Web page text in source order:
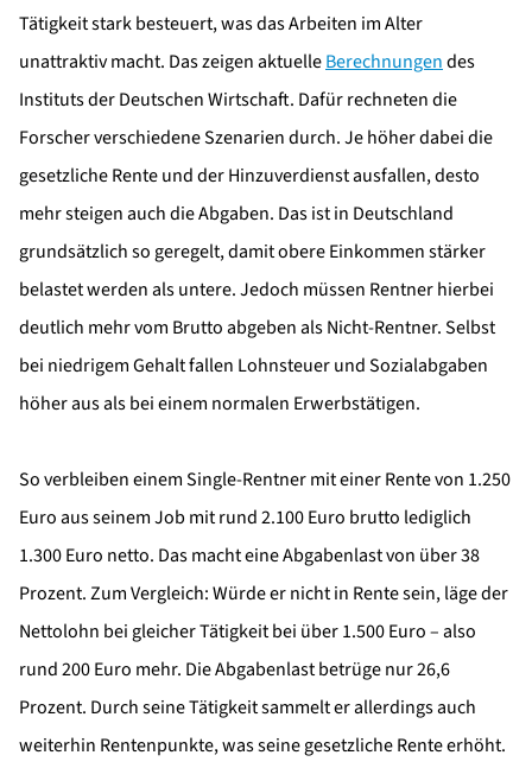
Tätigkeit stark besteuert, was das Arbeiten im Alter
unattraktiv macht. Das zeigen aktuelleBerechnungendes
Instituts der Deutschen Wirtschaft. Dafür rechneten die
Forscher verschiedene Szenarien durch. Je höher dabei die
gesetzliche Rente und der Hinzuverdienst ausfallen, desto
mehr steigen auch die Abgaben. Das ist in Deutschland
grundsätzlich so geregelt, damit obere Einkommen stärker
belastet werden als untere. Jedoch müssen Rentner hierbei
deutlich mehr vom Brutto abgeben als Nicht-Rentner. Selbst
bei niedrigem Gehalt fallen Lohnsteuer und Sozialabgaben
höher aus als bei einem normalen Erwerbstätigen.
So verbleiben einem Single-Rentner mit einer Rente von 1.250
Euro aus seinem Job mit rund 2.100 Euro brutto lediglich
1.300 Euro netto. Das macht eine Abgabenlast von über 38
Prozent. Zum Vergleich: Würde er nicht in Rente sein, läge der
Nettolohn bei gleicher Tätigkeit bei über 1.500 Euro – also
rund 200 Euro mehr. Die Abgabenlast betrüge nur 26,6
Prozent. Durch seine Tätigkeit sammelt er allerdings auch
weiterhin Rentenpunkte, was seine gesetzliche Rente erhöht.